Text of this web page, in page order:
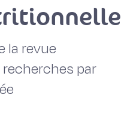
la revue
par